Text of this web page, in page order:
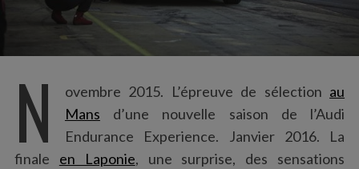
N ovembre 2015. L’épreuve de sélection au
Mans d’une nouvelle saison de l’Audi
Endurance Experience. Janvier 2016. La
finale en Laponie, une surprise, des sensations